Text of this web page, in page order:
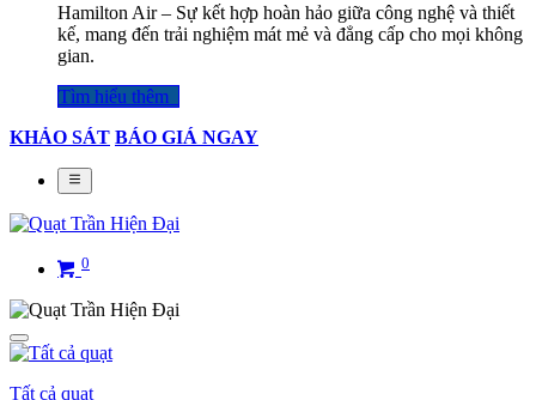
Hamilton Air – Sự kết hợp hoàn hảo giữa công nghệ và thiết
kế, mang đến trải nghiệm mát mẻ và đẳng cấp cho mọi không
gian.
Tìm hiểu thêm​​​​​​​​
KHẢO SÁT BÁO GIÁ NGAY
0
Tất cả quạt